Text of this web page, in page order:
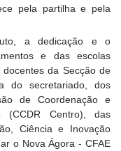
pela partilha e pela
a dedicação e o
e das escolas
da Secção de
do secretariado, dos
de Coordenação e
(CCDR Centro), das
Ciência e Inovação
o Nova Ágora - CFAE